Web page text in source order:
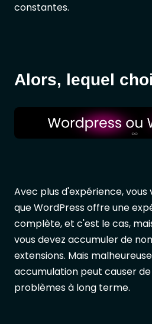
constantes.
Alors, lequel
Avec plus d'expérience,
que WordPress offre une
complète, et c'est le cas,
vous devez accumuler de
extensions. Mais
accumulation peut causer
problèmes à long terme.